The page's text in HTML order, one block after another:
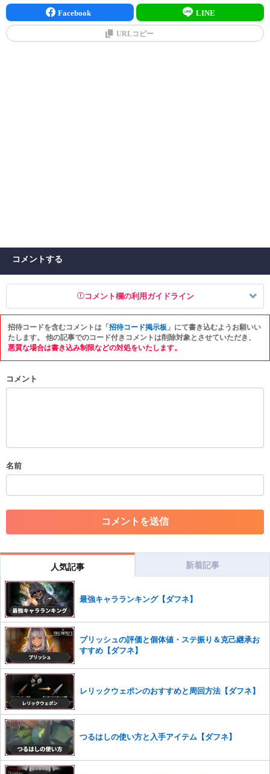
Facebook LINE
URLコピー
コメントする
コメント欄の利用ガイドライン
以下の書き込みを禁止とし、場合によってはコメント削除や書き込み制
限を行う可能性がございます。 あらかじめご了承ください。
・スパムなど、記事内容と関係のない投稿
・その他、管理者が不適切と判断した投稿
コメントの削除を申請する ※投稿内容を確認後、順次対応さ
※一度削除したコメントは復元ができませんのでご注意くだ
また、過度な利用規約の違反や、弊社に損害の及ぶ内容の書き込みがあ
った場合は、法的措置をとらせていただく場合もございますので、あら
かじめご理解くださいませ。
招待コードを含むコメントは「 招待コード掲示板 」にて書き込むようお願いい
たします。 他の記事でのコード付きコメントは削除対象とさせていただき、
悪質な場合は書き込み制限などの対処をいたします。
コメント
名前
人気記事 新着記事
最強キャラランキング【ダフネ】
プリッシュの評価と個体値・ステ振り＆克己継承お
すすめ【ダフネ】
レリックウェポンのおすすめと周回方法【ダフネ】
つるはしの使い方と入手アイテム【ダフネ】